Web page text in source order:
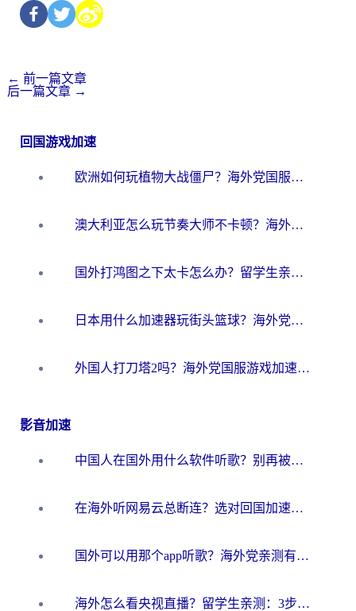
← 前一篇文章
后一篇文章 →
回国游戏加速
欧洲如何玩植物大战僵尸？海外党国服游戏加速避坑指南（附实测对比）
澳大利亚怎么玩节奏大师不卡顿？海外党国服游戏加速终极指南
国外打鸿图之下太卡怎么办？留学生亲测有效的国服游戏加速方案
日本用什么加速器玩街头篮球？海外党国服游戏不卡顿的终极攻略
外国人打刀塔2吗？海外党国服游戏加速避坑全攻略
影音加速
中国人在国外用什么软件听歌？别再被地域限制卡脖子，这篇教你轻松解锁国内音乐库
在海外听网易云总断连？选对回国加速器，告别地区限制和卡顿
国外可以用那个app听歌？海外党亲测有效的回国加速方案，轻松听国内音乐听书
海外怎么看央视直播？留学生亲测：3步解决版权限制+追剧自由